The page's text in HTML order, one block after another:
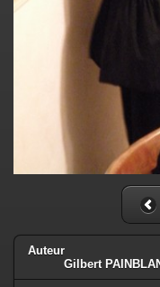
Auteur
Gilbert